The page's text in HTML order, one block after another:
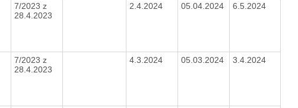
7/2023 z
28.4.2023
2.4.2024 05.04.2024 6.5.2024
7/2023 z
28.4.2023
4.3.2024 05.03.2024 3.4.2024